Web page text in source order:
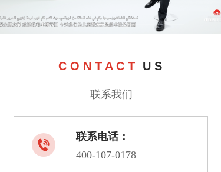
C O N T A C T U S
——  联系我们  ——
联系电话：
400-107-0178